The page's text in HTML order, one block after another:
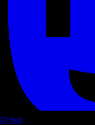
GitHub